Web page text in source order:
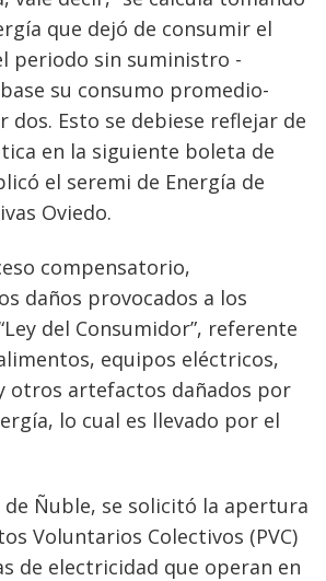
que dejó de consumir el
periodo sin suministro -
su consumo promedio-
Esto se debiese reflejar de
en la siguiente boleta de
el seremi de Energía de
Oviedo.
compensatorio,
daños provocados a los
del Consumidor”, referente
equipos eléctricos,
otros artefactos dañados por
lo cual es llevado por el
de Ñuble, se solicitó la apertura
Voluntarios Colectivos (PVC)
de electricidad que operan en